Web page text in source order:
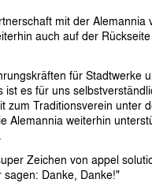
mit der Alemannia
auch auf der
für Stadtwerke
es für uns
zum Traditionsverein unter
Alemannia weiterhin
Zeichen von appel
Danke, Danke!"